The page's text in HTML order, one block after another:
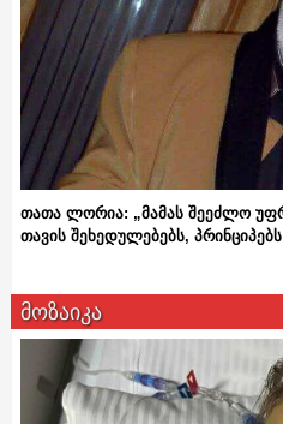
თათა ლორია: „მამას შეეძლო
თავის შეხედულებებს,
მოზაიკა